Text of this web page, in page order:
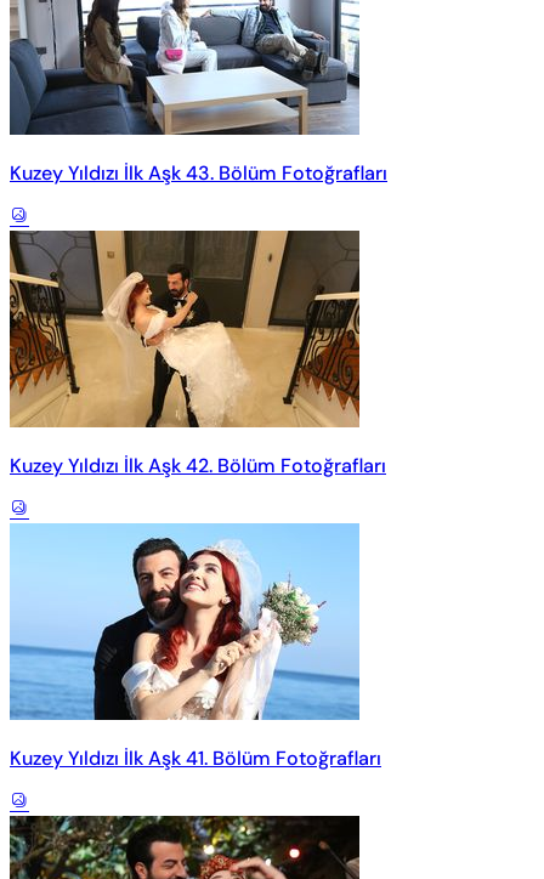
Kuzey Yıldızı İlk Aşk 43. Bölüm Fotoğrafları
Kuzey Yıldızı İlk Aşk 42. Bölüm Fotoğrafları
Kuzey Yıldızı İlk Aşk 41. Bölüm Fotoğrafları